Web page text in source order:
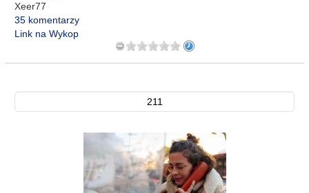
Xeer77
35 komentarzy
Link na Wykop
211